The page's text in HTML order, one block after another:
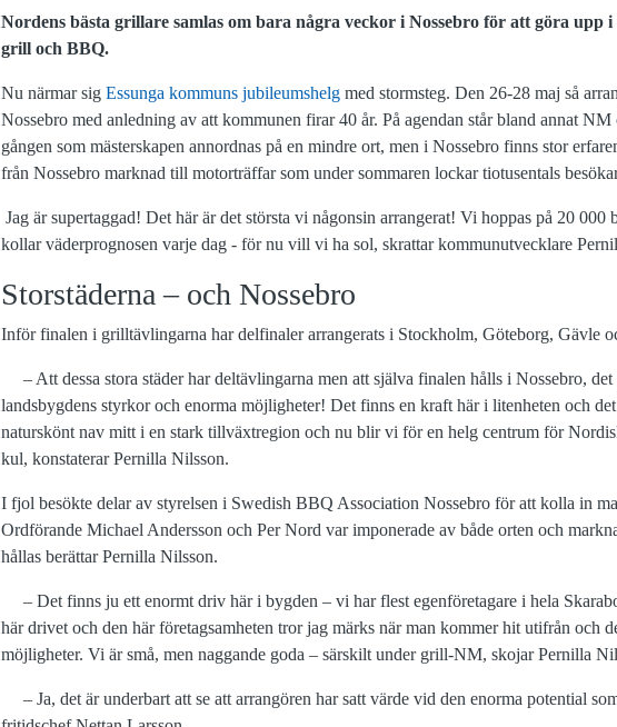
Nordens bästa grillare samlas om bara några veckor i Nossebro för att göra upp
grill och BBQ.
Nu närmar sig Essunga kommuns jubileumshelg med stormsteg. Den 26-28 maj så
Nossebro med anledning av att kommunen firar 40 år. På agendan står bland annat
gången som mästerskapen annordnas på en mindre ort, men i Nossebro finns stor
från Nossebro marknad till motorträffar som under sommaren lockar tiotusentals
Jag är supertaggad! Det här är det största vi någonsin arrangerat! Vi hoppas på 20 000
kollar väderprognosen varje dag - för nu vill vi ha sol, skrattar kommunutvecklare
Storstäderna – och Nossebro
Inför finalen i grilltävlingarna har delfinaler arrangerats i Stockholm, Göteborg, Gävle
– Att dessa stora städer har deltävlingarna men att själva finalen hålls i Nossebro,
landsbygdens styrkor och enorma möjligheter! Det finns en kraft här i litenheten och
naturskönt nav mitt i en stark tillväxtregion och nu blir vi för en helg centrum för
kul, konstaterar Pernilla Nilsson.
I fjol besökte delar av styrelsen i Swedish BBQ Association Nossebro för att kolla in
Ordförande Michael Andersson och Per Nord var imponerade av både orten och
hållas berättar Pernilla Nilsson.
– Det finns ju ett enormt driv här i bygden – vi har flest egenföretagare i hela
här drivet och den här företagsamheten tror jag märks när man kommer hit utifrån och
möjligheter. Vi är små, men naggande goda – särskilt under grill-NM, skojar Pernilla
– Ja, det är underbart att se att arrangören har satt värde vid den enorma potential